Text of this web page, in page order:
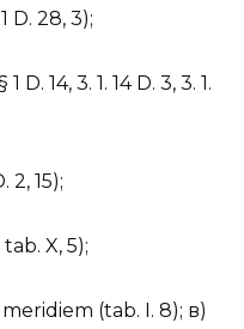
D. 28, 3);
14, 3. 1. 14 D. 3, 3. 1.
2, 15);
X, 5);
(tab. I. 8); в)